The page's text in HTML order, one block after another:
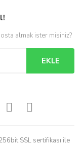
almak ister misiniz?
EKLE
SSL sertifikası ile